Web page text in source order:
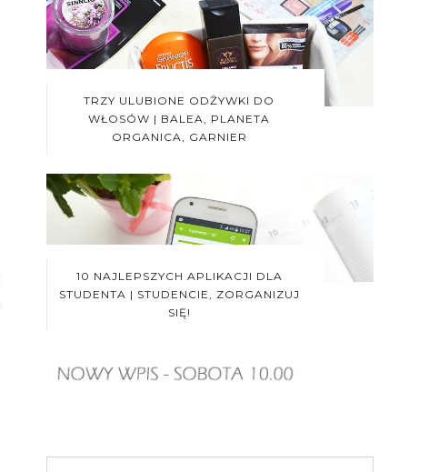
TRZY ULUBIONE ODŻYWKI DO
WŁOSÓW | BALEA, PLANETA
ORGANICA, GARNIER
10 NAJLEPSZYCH APLIKACJI DLA
STUDENTA | STUDENCIE, ZORGANIZUJ
SIĘ!